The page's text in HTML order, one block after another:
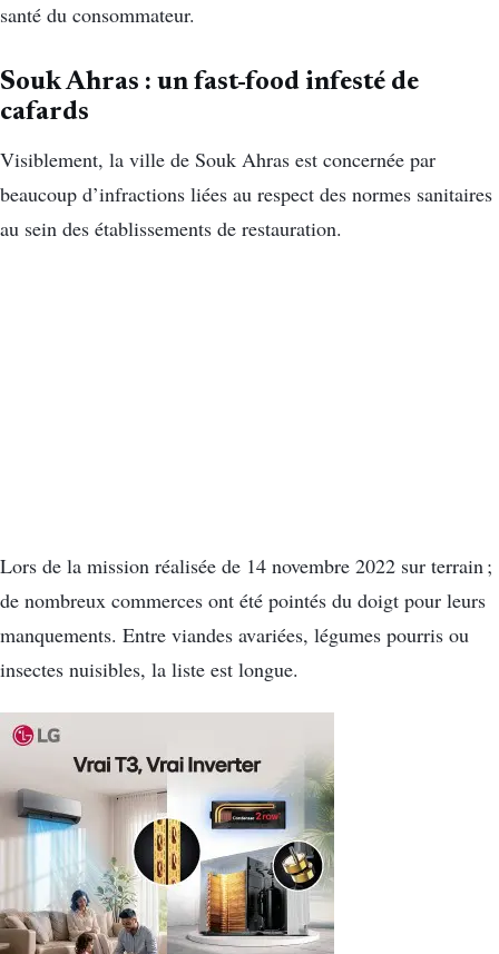
santé du consommateur.
Souk Ahras : un fast-food infesté de
cafards
Visiblement, la ville de Souk Ahras est concernée par
beaucoup d’infractions liées au respect des normes sanitaires
au sein des établissements de restauration.
Lors de la mission réalisée de 14 novembre 2022 sur terrain ;
de nombreux commerces ont été pointés du doigt pour leurs
manquements. Entre viandes avariées, légumes pourris ou
insectes nuisibles, la liste est longue.